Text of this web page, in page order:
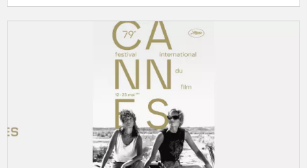
Radio France partenaire du concours Talents des Cités